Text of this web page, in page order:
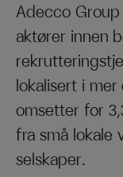
Adecco
aktører innen
lokalisert i
omsetter for
fra små lokale
selskaper.